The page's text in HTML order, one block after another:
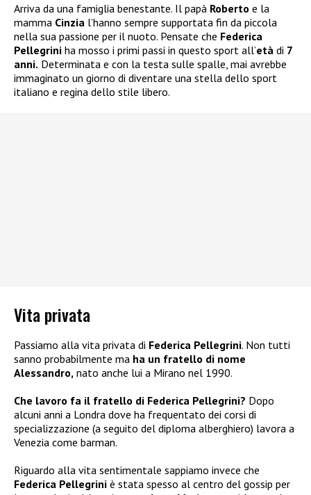
Arriva da una famiglia benestante. Il papà Roberto e la
mamma Cinzia l’hanno sempre supportata fin da piccola
nella sua passione per il nuoto. Pensate che Federica
Pellegrini ha mosso i primi passi in questo sport all’età di 7
anni. Determinata e con la testa sulle spalle, mai avrebbe
immaginato un giorno di diventare una stella dello sport
italiano e regina dello stile libero.
Vita privata
Passiamo alla vita privata di Federica Pellegrini. Non tutti
sanno probabilmente ma ha un fratello di nome
Alessandro, nato anche lui a Mirano nel 1990.
Che lavoro fa il fratello di Federica Pellegrini? Dopo
alcuni anni a Londra dove ha frequentato dei corsi di
specializzazione (a seguito del diploma alberghiero) lavora a
Venezia come barman.
Riguardo alla vita sentimentale sappiamo invece che
Federica Pellegrini è stata spesso al centro del gossip per